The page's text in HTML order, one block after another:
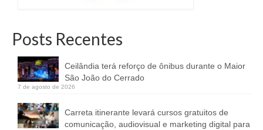
Posts Recentes
Ceilândia terá reforço de ônibus durante o Maior
São João do Cerrado
7 de agosto de 2026
Carreta itinerante levará cursos gratuitos de
comunicação, audiovisual e marketing digital para